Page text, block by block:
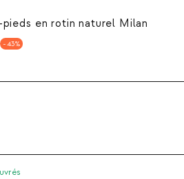
en rotin naturel Milan
43